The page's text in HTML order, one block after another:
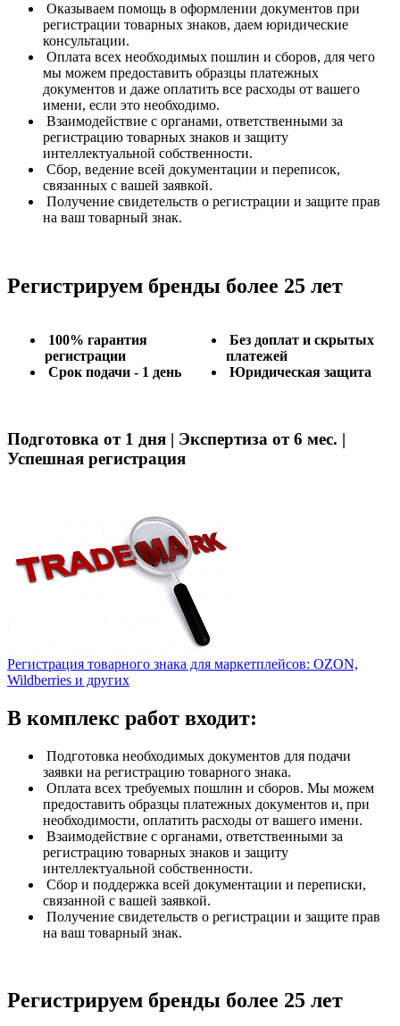
Оказываем помощь в оформлении документов при
регистрации товарных знаков, даем юридические
консультации.
Оплата всех необходимых пошлин и сборов, для чего
мы можем предоставить образцы платежных
документов и даже оплатить все расходы от вашего
имени, если это необходимо.
Взаимодействие с органами, ответственными за
регистрацию товарных знаков и защиту
интеллектуальной собственности.
Сбор, ведение всей документации и переписок,
связанных с вашей заявкой.
Получение свидетельств о регистрации и защите прав
на ваш товарный знак.
Регистрируем бренды более 25 лет
100% гарантия
регистрации
Срок подачи - 1 день
Без доплат и скрытых
платежей
Юридическая защита
Подготовка от 1 дня | Экспертиза от 6 мес. |
Успешная регистрация
Регистрация товарного знака для маркетплейсов: OZON,
Wildberries и других
В комплекс работ входит:
Подготовка необходимых документов для подачи
заявки на регистрацию товарного знака.
Оплата всех требуемых пошлин и сборов. Мы можем
предоставить образцы платежных документов и, при
необходимости, оплатить расходы от вашего имени.
Взаимодействие с органами, ответственными за
регистрацию товарных знаков и защиту
интеллектуальной собственности.
Сбор и поддержка всей документации и переписки,
связанной с вашей заявкой.
Получение свидетельств о регистрации и защите прав
на ваш товарный знак.
Регистрируем бренды более 25 лет